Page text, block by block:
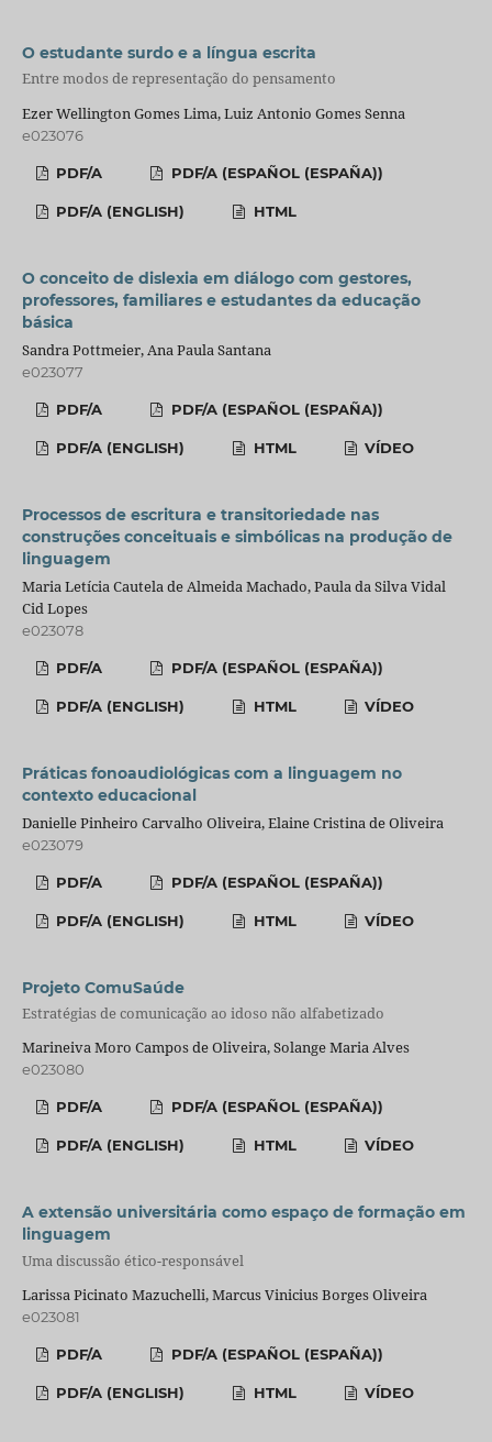
O estudante surdo e a língua escrita
Entre modos de representação do pensamento
Ezer Wellington Gomes Lima, Luiz Antonio Gomes Senna
e023076
PDF/A PDF/A (ESPAÑOL (ESPAÑA))
PDF/A (ENGLISH) HTML
O conceito de dislexia em diálogo com gestores,
professores, familiares e estudantes da educação
básica
Sandra Pottmeier, Ana Paula Santana
e023077
PDF/A PDF/A (ESPAÑOL (ESPAÑA))
PDF/A (ENGLISH) HTML VÍDEO
Processos de escritura e transitoriedade nas
construções conceituais e simbólicas na produção de
linguagem
Maria Letícia Cautela de Almeida Machado, Paula da Silva Vidal
Cid Lopes
e023078
PDF/A PDF/A (ESPAÑOL (ESPAÑA))
PDF/A (ENGLISH) HTML VÍDEO
Práticas fonoaudiológicas com a linguagem no
contexto educacional
Danielle Pinheiro Carvalho Oliveira, Elaine Cristina de Oliveira
e023079
PDF/A PDF/A (ESPAÑOL (ESPAÑA))
PDF/A (ENGLISH) HTML VÍDEO
Projeto ComuSaúde
Estratégias de comunicação ao idoso não alfabetizado
Marineiva Moro Campos de Oliveira, Solange Maria Alves
e023080
PDF/A PDF/A (ESPAÑOL (ESPAÑA))
PDF/A (ENGLISH) HTML VÍDEO
A extensão universitária como espaço de formação em
linguagem
Uma discussão ético-responsável
Larissa Picinato Mazuchelli, Marcus Vinicius Borges Oliveira
e023081
PDF/A PDF/A (ESPAÑOL (ESPAÑA))
PDF/A (ENGLISH) HTML VÍDEO